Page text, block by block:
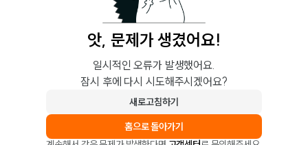
앗, 문제가 생겼어요!
일시적인 오류가 발생했어요.
잠시 후에 다시 시도해주시겠어요?
새로고침하기
홈으로 돌아가기